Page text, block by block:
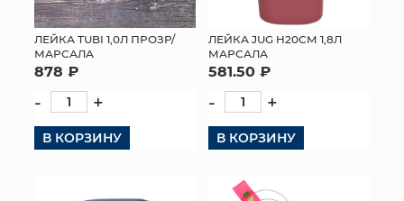
ВАЗЫ
МЯГКИЕ ИГРУШКИ
КОРЗИНЫ
ЯЩИКИ
ЛЕЙКА TUBI 1,0Л ПРОЗР/
МАРСАЛА
878 ₽
- +
В КОРЗИНУ
ЛЕЙКА JUG H20СМ 1,8Л
МАРСАЛА
581.50 ₽
- +
В КОРЗИНУ